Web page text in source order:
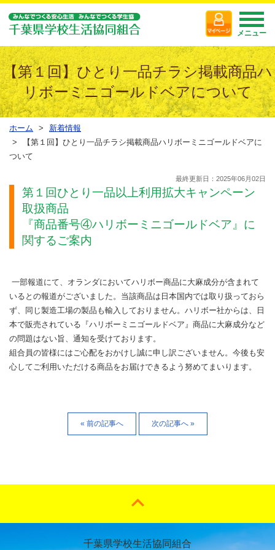
メニュー
【第１回】ひとり一品チラシ掲載商品ハ
リボーミニゴールドベアについて
ホーム
新着情報
【第１回】ひとり一品チラシ掲載商品ハリボーミニゴールドベアに
ついて
最終更新日：2025年06月02日
第１回ひとり一品以上利用拡大キャンペーン
取扱商品
『商品番号④ハリボーミニゴールドベア』に
関するご案内
一部報道にて、 オランダにおいてハリボー商品に大麻成分が含まれて
いるとの報道がございました。当該商品は日本国内では取り扱っておら
ず、
同じ製造工場の製品も輸入しておりません。ハリボー社からは、
日
本で販売されている『ハリボーミニゴールドベア』 商品に大麻成分など
の問題はない旨、通知を受けております。
組合員の皆様にはご心配をおかけし誠に申し訳ございません。 今後も安
心してご利用いただける商品をお届けできるよう努めてま いります。
« 前の記事へ 次の記事へ »
千葉県学校生活協同組合